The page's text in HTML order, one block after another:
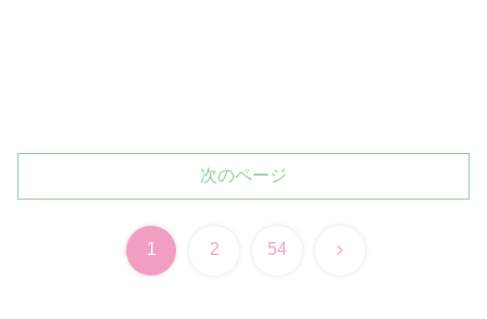
次のページ
1 2 54 次